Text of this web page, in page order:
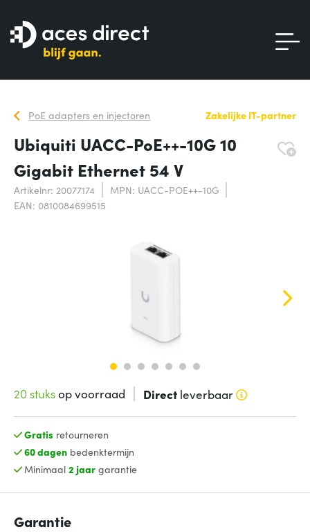
PoE adapters en injectoren Zakelijke IT-partner
Ubiquiti UACC-PoE++-10G 10
Gigabit Ethernet 54 V
Artikelnr: 20077174
MPN: UACC-POE++-10G
EAN: 0810084699515
20 stuksop voorraad Directleverbaar
Gratis retourneren
60 dagenbedenktermijn
Minimaal 2 jaargarantie
Garantie